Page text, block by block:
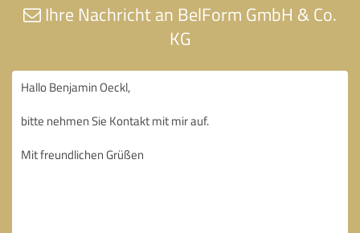
Ihre Nachricht an BelForm GmbH & Co.
KG